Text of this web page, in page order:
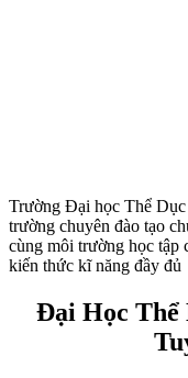
Trường Đại học Thể
trường chuyên đào tạo
cùng môi trường học tập
kiến thức kĩ năng đầy đủ
Đại Học Thể